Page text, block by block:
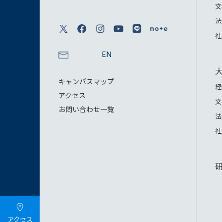
アクセス
EN
キャンパスマップ
アクセス
お問い合わせ一覧